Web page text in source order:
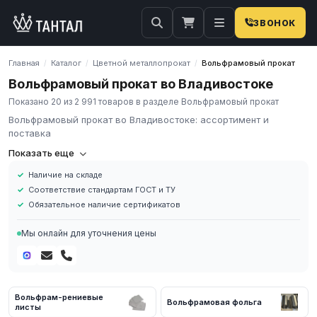
ЗВОНОК
Главная / Каталог / Цветной металлопрокат / Вольфрамовый прокат
Вольфрамовый прокат во Владивостоке
Показано 20 из 2 991 товаров в разделе Вольфрамовый прокат
Вольфрамовый прокат во Владивостоке: ассортимент и
поставка
Вольфрамовый прокат: ассортимент и поставка
чистого вольфрама и его сплавов (листы, круги, прутки, трубы,
ленты, фольга, проволока, порошок, электроды,
ферровольфрам) для высокотемпературной,
(W, №74) — тугоплавкий металл с рекордной температурой
плавления **3422 °C** и плотностью **19,3 г/см³**.
Марки **ВА, ВЧ, ВМ** по **ГОСТ 18903-73**, **ГОСТ 18907-
73**, **ГОСТ 18908-73**; электродные марки **ЭВЛ-10,
ЭВЛ-20, ЭВТ-15** по ГОСТ 23949-80 и ISO 6848. Сертификаты,
Показать еще
Наличие на складе
Соответствие стандартам ГОСТ и ТУ
Обязательное наличие сертификатов
Мы онлайн для уточнения цены
Вольфрам-рениевые
листы
Вольфрамовая фольга